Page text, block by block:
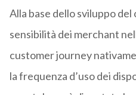
Alla base dello sviluppo
sensibilità dei merchant
customer journey
la frequenza d’uso dei